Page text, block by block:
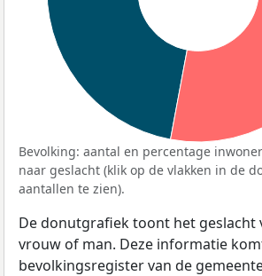
Bevolking: aantal en percentage
naar geslacht (klik op de vlakken in de
aantallen te zien).
De donutgrafiek toont het geslacht
vrouw of man. Deze informatie
bevolkingsregister van de